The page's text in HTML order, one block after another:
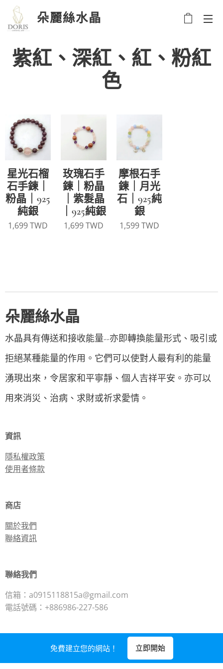
朵麗絲水晶
紫紅、深紅、紅、粉紅
色
星光石榴
石手鍊｜
粉晶｜925
純銀
1,699TWD
玫瑰石手
鍊｜粉晶
｜紫髮晶
｜925純銀
1,699TWD
摩根石手
鍊｜月光
石｜925純
銀
1,599TWD
朵麗絲水晶
水晶具有傳送和接收能量--亦即轉換能量形式、吸引或
拒絕某種能量的作用。它們可以使對人最有利的能量
湧現出來，令居家和平寧靜、個人吉祥平安。亦可以
用來消災、治病、求財或祈求愛情。
資訊
隱私權政策
使用者條款
商店
關於我們
聯絡資訊
聯絡我們
信箱：a0915118815a@gmail.com
電話號碼：+886986-227-586
由Webnode提供技術支援
免費建立您的網站！ 立即開始